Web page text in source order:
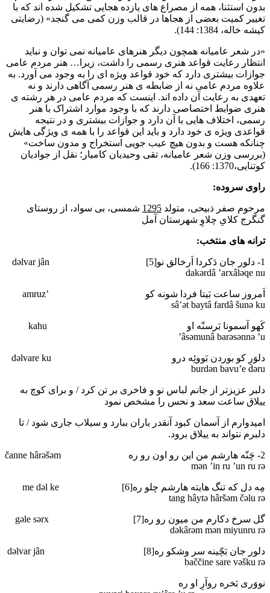
بدون استثنا، همه از مصراع های یازده هجایی تشکیل شده اند که با
تغییر کمیت بعضی از هجاها در قالب وزن کمی می گنجد» (رضایتی
کیشه خاله، 1384: 144).
«در شعر عامیانه همچون دیگر هنرهای عامیانه نمی توان و نباید
انتظار رعایت قواعد هنری رسمی را داشت، زیرا… هنر مردم عامی
جوازات بیشتری دارد که خود قواعد ویژه ای را به وجود می آورد. به
علاوه مردم عامی نه از ضابطه ی هنر رسمی آگاهی دارند و نه
تعهدی به رعایت آن داده اند. اینست که مردم عامی در هر رشته ی
هنری ضوابط اختصاصی دارند که با وجود موارد اشتراک با هنر
رسمی، اختلاف هایی با آن دارد و جوازات بیشتری و در نتیجه
قواعدی ویژه ی خود دارد و باید این قواعد را با همه ی ویژگی هایش
چنانکه هست و بدون هیچ عیب جویی استخراج و مدون ساخت»
(بررسی وزن شعر عامیانه، تقی وحیدیان کامیار؛ نقل از جوادیان
کوتنایی،1370: 166).
راوی سروده:
مرحوم صفر ذبیحی، متولد 1295 شمسی، بی سواد، از روستای
گنگرج کلایِ چلاوِ شهرستان آمل
ترانه های منتخب:
1- دلور جان دَکردا اَرخالق نو[5] dәlvar jân
dakәrdâ ’arxâlәqe nu
اَمروز ساعت بَیتا فردا شونه کو ’amruz
sâ’әt baytâ fardâ šunә ku
کَهو آسمونا بَرسنّه او kahu
’âsәmunâ barәsәnnә ’u
دلوَرِ کو بوردن بَووئِه درو dәlvare ku
burdәn bavu’e dәru
دلبر عزیزتر از جانم لباس نو و فاخری بر تن کرد / و برای کوچ به
ییلاق ساعت سعد و نحس را مشخص نمود
امیدوارم از آسمان کبود آنقدر باران ببارد و سیلاب جاری شود / تا
دلبرم نتواند به ییلاق برود.
2- چَنّه هارشم من این رو اون رو ره čanne hârәšәm
mәn ’in ru ’un ru rә
مِه دل که تنگ هایته هارشم چلو ره[6] me dәl ke
tang hâytә hâršәm čәlu rә
گل سرخ دکارم من میون رو ره[7] gәle sәrx
dәkârәm mәn miyunru rә
دلور جان بَچّینه سر وشکو ره[8] dәlvar jân
baččine sare vәšku rә
نووَری بَخره روآرِ او ره